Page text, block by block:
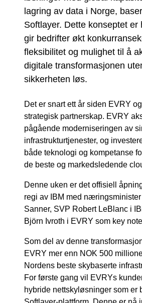
lagring av data i Norge,
Softlayer. Dette konseptet er
gir bedrifter økt
fleksibilitet og mulighet til å
digitale transformasjonen
sikkerheten løs.
Det er snart ett år siden EVRY
strategisk partnerskap. EVRY
pågående moderniseringen av
infrastrukturtjenester, og
både teknologi og kompetanse
de beste og markedsledende
Denne uken er det offisiell
regi av IBM med næringsminister
Sanner, SVP Robert LeBlanc i
Björn Ivroth i EVRY som key
Som del av denne
EVRY mer enn NOK 500
Nordens beste skybaserte
For første gang vil EVRYs
hybride nettskyløsninger som er